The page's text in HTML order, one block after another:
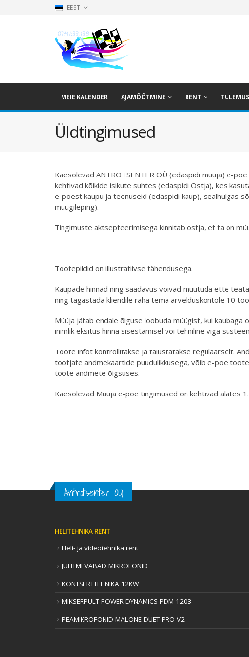
EESTI
MEIE KALENDER AJAMÕÕTMINE RENT
Üldtingimused
Käesolevad ANTROTSENTER OÜ (edaspidi müüja) e-
kehtivad kõikide isikute suhtes (edaspidi Ostja), kes
e-poest kaupu ja teenuseid (edaspidi kaup), sealhulgas
müügileping).
Tingimuste aktsepteerimisega kinnitab ostja, et ta on
Tootepildid on illustratiivse tähendusega.
Kaupade hinnad ning saadavus võivad muutuda ette
ning tagastada kliendile raha tema arvelduskontole 10
Müüja jätab endale õiguse loobuda müügist, kui
inimlik eksitus hinna sisestamisel või tehniline viga
Toote infot kontrollitakse ja täiustatakse regulaarselt.
tootjate andmekaartide puudulikkusega, võib e-poe
toote andmete õigsuses.
Käesolevad Müüja e-poe tingimused on kehtivad alates
Antrotsenter OÜ
HELITEHNIKA RENT
Heli- ja videotehnika rent
JUHTMEVABAD MIKROFONID
KONTSERTTEHNIKA 12KW
MIKSERPULT POWER DYNAMICS PDM-1203
PEAMIKROFONID MALONE DUET PRO V2